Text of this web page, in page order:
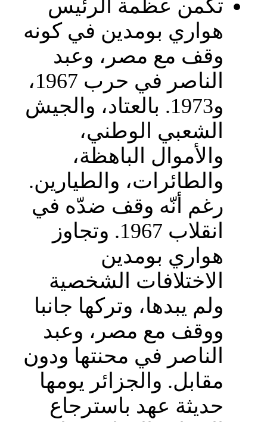
تكمن عظمة الرئيس
هواري بومدين في كونه
وقف مع مصر، وعبد
الناصر في حرب 1967،
و1973. بالعتاد، والجيش
الشعبي الوطني،
والأموال الباهظة،
والطائرات، والطيارين.
رغم أنّه وقف ضدّه في
انقلاب 1967. وتجاوز
هواري بومدين
الاختلافات الشخصية
ولم يبدها، وتركها جانبا
ووقف مع مصر، وعبد
الناصر في محنتها ودون
مقابل. والجزائر يومها
حديثة عهد باسترجاع